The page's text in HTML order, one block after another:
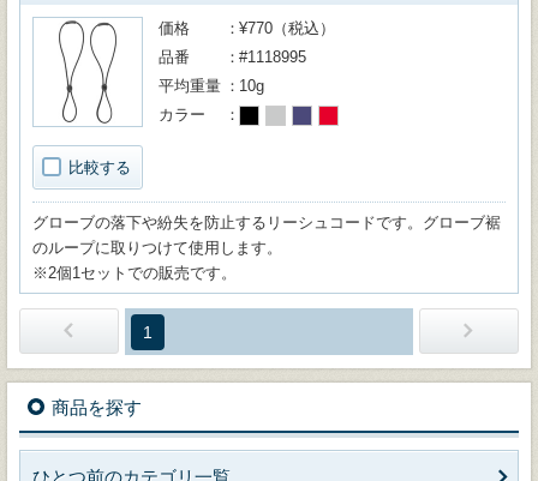
比較する
価格
¥770（税込）
品番
#1118995
平均重量
10g
カラー
グローブの落下や紛失を防止するリーシュコードです。グローブ裾
のループに取りつけて使用します。
※2個1セットでの販売です。
1
商品を探す
ひとつ前のカテゴリ一覧